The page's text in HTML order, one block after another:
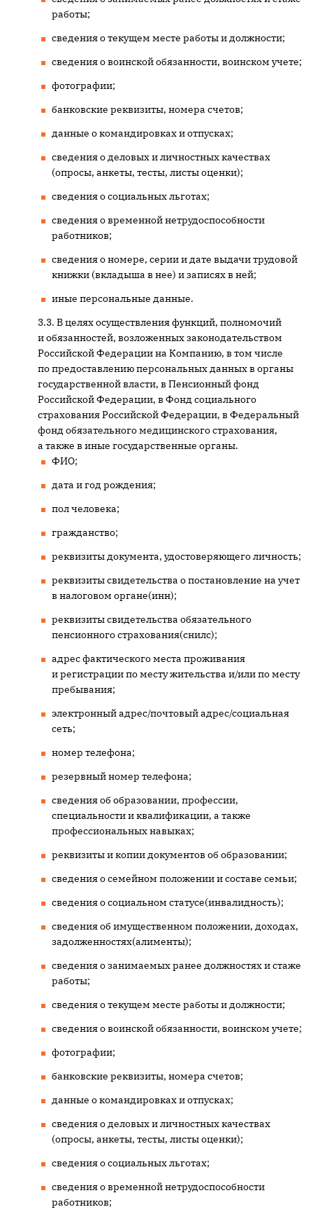
работы;
сведения о текущем месте работы и должности;
сведения о воинской обязанности, воинском учете;
фотографии;
банковские реквизиты, номера счетов;
данные о командировках и отпусках;
сведения о деловых и личностных качествах
(опросы, анкеты, тесты, листы оценки);
сведения о социальных льготах;
сведения о временной нетрудоспособности
работников;
сведения о номере, серии и дате выдачи трудовой
книжки (вкладыша в нее) и записях в ней;
иные персональные данные.
В целях осуществления функций, полномочий
и обязанностей, возложенных законодательством
Российской Федерации на Компанию, в том числе
по предоставлению персональных данных в органы
государственной власти, в Пенсионный фонд
Российской Федерации, в Фонд социального
страхования Российской Федерации, в Федеральный
фонд обязательного медицинского страхования,
а также в иные государственные органы.
ФИО;
дата и год рождения;
пол человека;
гражданство;
реквизиты документа, удостоверяющего личность;
реквизиты свидетельства о постановление на учет
в налоговом органе(инн);
реквизиты свидетельства обязательного
пенсионного страхования(снилс);
адрес фактического места проживания
и регистрации по месту жительства и/или по месту
пребывания;
электронный адрес/почтовый адрес/социальная
сеть;
номер телефона;
резервный номер телефона;
сведения об образовании, профессии,
специальности и квалификации, а также
профессиональных навыках;
реквизиты и копии документов об образовании;
сведения о семейном положении и составе семьи;
сведения о социальном статусе(инвалидность);
сведения об имущественном положении, доходах,
задолженностях(алименты);
сведения о занимаемых ранее должностях и стаже
работы;
сведения о текущем месте работы и должности;
сведения о воинской обязанности, воинском учете;
фотографии;
банковские реквизиты, номера счетов;
данные о командировках и отпусках;
сведения о деловых и личностных качествах
(опросы, анкеты, тесты, листы оценки);
сведения о социальных льготах;
сведения о временной нетрудоспособности
работников;